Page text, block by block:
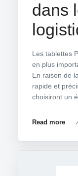
dans
Les tablettes
en plus
En raison de
rapide et
choisiront un
Read more